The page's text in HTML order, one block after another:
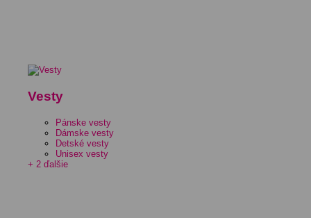
Vesty
Pánske vesty
Dámske vesty
Detské vesty
Unisex vesty
+ 2 ďalšie